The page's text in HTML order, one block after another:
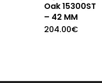
Oak 15300ST
– 42 MM
204.00€